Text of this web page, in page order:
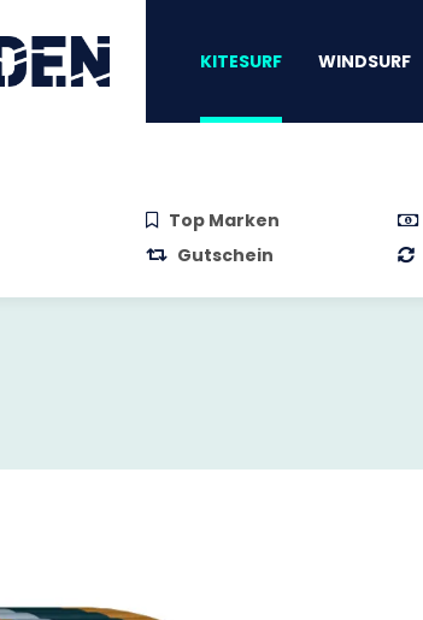
KITESURF WINDSURF
Top Marken
Gutschein